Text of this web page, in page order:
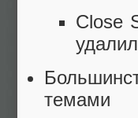
Close
темами